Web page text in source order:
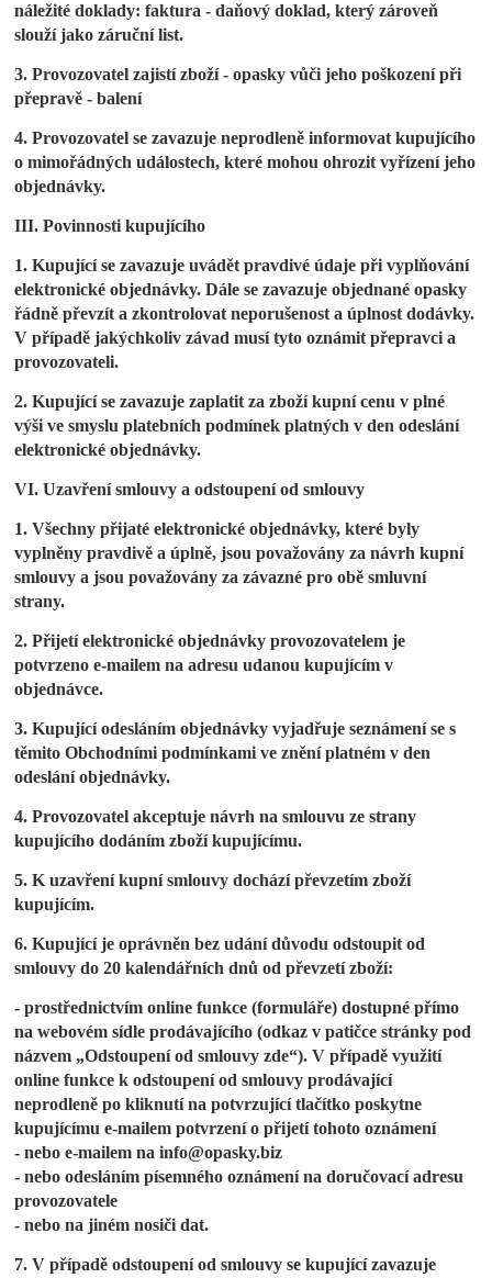
náležité doklady: faktura - daňový doklad, který zároveň
slouží jako záruční list.
3. Provozovatel zajistí zboží - opasky vůči jeho poškození při
přepravě - balení
4. Provozovatel se zavazuje neprodleně informovat kupujícího
o mimořádných událostech, které mohou ohrozit vyřízení jeho
objednávky.
III. Povinnosti kupujícího
1. Kupující se zavazuje uvádět pravdivé údaje při vyplňování
elektronické objednávky. Dále se zavazuje objednané opasky
řádně převzít a zkontrolovat neporušenost a úplnost dodávky.
V případě jakýchkoliv závad musí tyto oznámit přepravci a
provozovateli.
2. Kupující se zavazuje zaplatit za zboží kupní cenu v plné
výši ve smyslu platebních podmínek platných v den odeslání
elektronické objednávky.
VI. Uzavření smlouvy a odstoupení od smlouvy
1. Všechny přijaté elektronické objednávky, které byly
vyplněny pravdivě a úplně, jsou považovány za návrh kupní
smlouvy a jsou považovány za závazné pro obě smluvní
strany.
2. Přijetí elektronické objednávky provozovatelem je
potvrzeno e-mailem na adresu udanou kupujícím v
objednávce.
3. Kupující odesláním objednávky vyjadřuje seznámení se s
těmito Obchodními podmínkami ve znění platném v den
odeslání objednávky.
4. Provozovatel akceptuje návrh na smlouvu ze strany
kupujícího dodáním zboží kupujícímu.
5. K uzavření kupní smlouvy dochází převzetím zboží
kupujícím.
6. Kupující je oprávněn bez udání důvodu odstoupit od
smlouvy do 20 kalendářních dnů od převzetí zboží:
- prostřednictvím online funkce (formuláře) dostupné přímo
na webovém sídle prodávajícího (odkaz v patičce stránky pod
názvem „Odstoupení od smlouvy zde“). V případě využití
online funkce k odstoupení od smlouvy prodávající
neprodleně po kliknutí na potvrzující tlačítko poskytne
kupujícímu e-mailem potvrzení o přijetí tohoto oznámení
- nebo e-mailem na info@opasky.biz
- nebo odesláním písemného oznámení na doručovací adresu
provozovatele
- nebo na jiném nosiči dat.
7. V případě odstoupení od smlouvy se kupující zavazuje